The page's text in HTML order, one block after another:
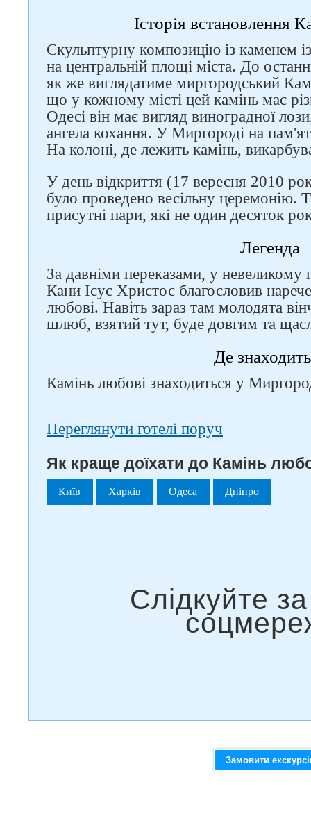
Історія встановлення
Скульптурну композицію із каменем
на центральній площі міста. До
як же виглядатиме миргородський
що у кожному місті цей камінь має
Одесі він має вигляд виноградної
ангела кохання. У Миргороді на
На колоні, де лежить камінь,
У день відкриття (17 вересня 2010
було проведено весільну церемонію.
присутні пари, які не один десяток
Легенда
За давніми переказами, у невеликому
Кани Ісус Христос благословив
любові. Навіть зараз там молодята
шлюб, взятий тут, буде довгим та
Де
Камінь любові знаходиться у
Переглянути готелі поруч
Як краще доїхати до Камінь
Київ Харків Одеса Дніпро
соцмережах
Замовити